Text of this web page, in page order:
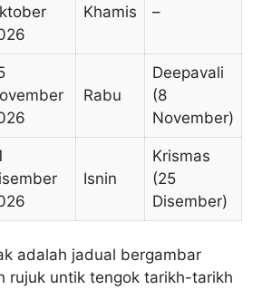
Khamis –
Rabu
Deepavali
(8
November)
Isnin
Krismas
(25
Disember)
adalah jadual bergambar
rujuk untik tengok tarikh-tarikh